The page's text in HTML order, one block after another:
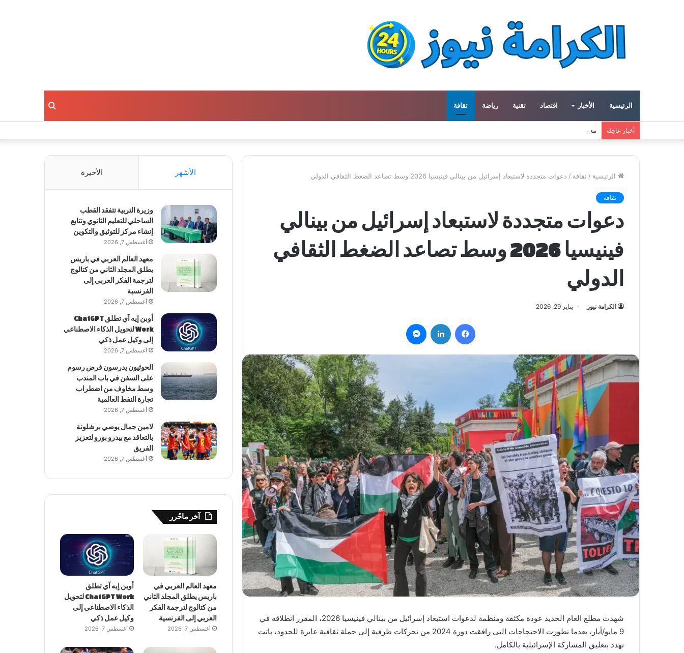
الرئيسية الأخبار اقتصاد تقنية رياضة ثقافة بحث
أخبار عاجلة معهد العالم العربي في باريس يطلق المجلد الثاني من كتالوج لترجمة الفكر العربي إلى الفرنسية
الرئيسية / ثقافة / دعوات متجددة لاستبعاد إسرائيل من بينالي فينيسيا 2026 وسط تصاعد الضغط الثقافي الدولي
ثقافة
دعوات متجددة لاستبعاد إسرائيل من بينالي
فينيسيا 2026 وسط تصاعد الضغط الثقافي
الدولي
الكرامة نيوز يناير 29, 2026
فيسبوك لينكدإن
شهدت مطلع العام الجديد عودة مكثفة ومنظمة لدعوات استبعاد إسرائيل من بينالي فينيسيا 2026، المقرر انطلاقه في
9 مايو/أيار، بعدما تطورت الاحتجاجات التي رافقت دورة 2024 من تحركات ظرفية إلى حملة ثقافية عابرة للحدود، باتت
تهدد بتعليق المشاركة الإسرائيلية بالكامل.
الأشهر الأخيرة
وزيرة التربية تتفقد القطب
الساحلي للتعليم الثانوي وتتابع
إنشاء مركز للتوثيق والتكوين
أغسطس 7, 2026
معهد العالم العربي في باريس
يطلق المجلد الثاني من كتالوج
لترجمة الفكر العربي إلى
الفرنسية
أغسطس 7, 2026
أوبن إيه آي تطلق ChatGPT
Work لتحويل الذكاء الاصطناعي
إلى وكيل عمل ذكي
أغسطس 7, 2026
الحوثيون يدرسون فرض رسوم
على السفن في باب المندب
وسط مخاوف من اضطراب
تجارة النفط العالمية
أغسطس 7, 2026
لامين جمال يوصي برشلونة
بالتعاقد مع بيدرو بورو لتعزيز
الفريق
أغسطس 7, 2026
آخر ماحُرر
معهد العالم العربي في
باريس يطلق المجلد الثاني
من كتالوج لترجمة الفكر
العربي إلى الفرنسية
أغسطس 7, 2026
أوبن إيه آي تطلق
ChatGPT Work لتحويل
الذكاء الاصطناعي إلى
وكيل عمل ذكي
أغسطس 7, 2026